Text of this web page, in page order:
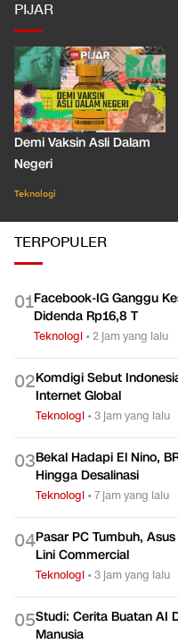
PIJAR
Demi Vaksin Asli Dalam
Negeri
Teknologi
TERPOPULER
01Facebook-IG Ganggu
Didenda Rp16,8 T
Teknologi •2 jam yang lalu
02Komdigi Sebut
Internet Global
Teknologi •3 jam yang lalu
03Bekal Hadapi El Nino,
Hingga Desalinasi
Teknologi •7 jam yang lalu
04Pasar PC Tumbuh,
Lini Commercial
Teknologi •3 jam yang lalu
05Studi: Cerita Buatan AI
Manusia